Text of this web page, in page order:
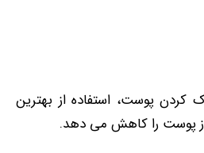
کردن پوست، استفاده از بهترین
از پوست را کاهش می ‌دهد.